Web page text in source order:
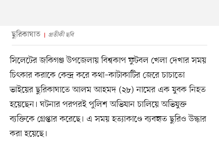
ছুরিকাঘাত প্রতীকী ছবি
সিলেটের জকিগঞ্জ উপজেলায় বিশ্বকাপ ফুটবল খেলা দেখার সময়
চিৎকার করাকে কেন্দ্র করে কথা–কাটাকাটির জেরে চাচাতো
ভাইয়ের ছুরিকাঘাতে আলম আহমদ (২৮) নামের এক যুবক নিহত
হয়েছেন। ঘটনার পরপরই পুলিশ অভিযান চালিয়ে অভিযুক্ত
ব্যক্তিকে গ্রেপ্তার করেছে। এ সময় হত্যাকাণ্ডে ব্যবহৃত ছুরিও উদ্ধার
করা হয়েছে।